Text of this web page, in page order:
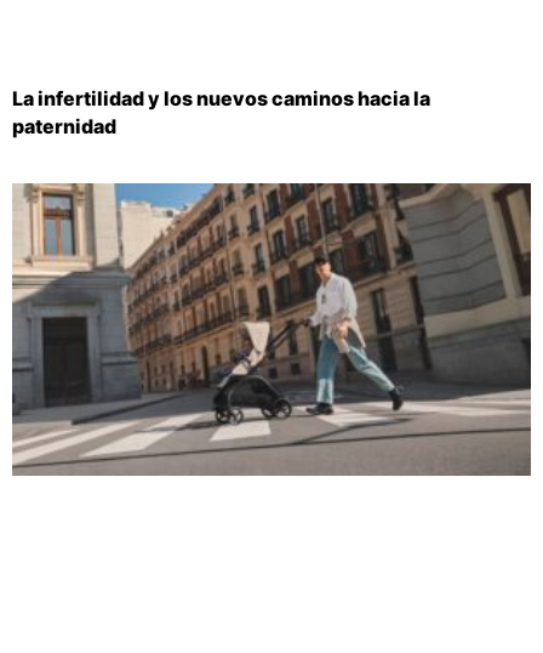
La infertilidad y los nuevos caminos hacia la
paternidad